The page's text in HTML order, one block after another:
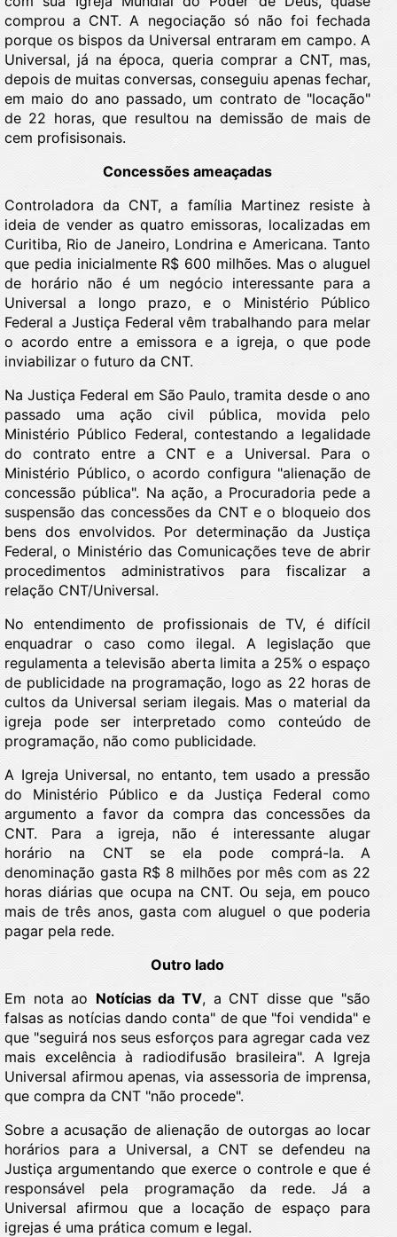
comprou a CNT. A negociação só não foi fechada
porque os bispos da Universal entraram em campo. A
Universal, já na época, queria comprar a CNT, mas,
depois de muitas conversas, conseguiu apenas fechar,
em maio do ano passado, um contrato de "locação"
de 22 horas, que resultou na demissão de mais de
cem profisisonais.
Concessões ameaçadas
Controladora da CNT, a família Martinez resiste à
ideia de vender as quatro emissoras, localizadas em
Curitiba, Rio de Janeiro, Londrina e Americana. Tanto
que pedia inicialmente R$ 600 milhões. Mas o aluguel
de horário não é um negócio interessante para a
Universal a longo prazo, e o Ministério Público
Federal a Justiça Federal vêm trabalhando para melar
o acordo entre a emissora e a igreja, o que pode
inviabilizar o futuro da CNT.
Na Justiça Federal em São Paulo, tramita desde o ano
passado uma ação civil pública, movida pelo
Ministério Público Federal, contestando a legalidade
do contrato entre a CNT e a Universal. Para o
Ministério Público, o acordo configura "alienação de
concessão pública". Na ação, a Procuradoria pede a
suspensão das concessões da CNT e o bloqueio dos
bens dos envolvidos. Por determinação da Justiça
Federal, o Ministério das Comunicações teve de abrir
procedimentos administrativos para fiscalizar a
relação CNT/Universal.
No entendimento de profissionais de TV, é difícil
enquadrar o caso como ilegal. A legislação que
regulamenta a televisão aberta limita a 25% o espaço
de publicidade na programação, logo as 22 horas de
cultos da Universal seriam ilegais. Mas o material da
igreja pode ser interpretado como conteúdo de
programação, não como publicidade.
A Igreja Universal, no entanto, tem usado a pressão
do Ministério Público e da Justiça Federal como
argumento a favor da compra das concessões da
CNT. Para a igreja, não é interessante alugar
horário na CNT se ela pode comprá-la. A
denominação gasta R$ 8 milhões por mês com as 22
horas diárias que ocupa na CNT. Ou seja, em pouco
mais de três anos, gasta com aluguel o que poderia
pagar pela rede.
Outro lado
Em nota ao Notícias da TV, a CNT disse que "são
falsas as notícias dando conta" de que "foi vendida" e
que "seguirá nos seus esforços para agregar cada vez
mais excelência à radiodifusão brasileira". A Igreja
Universal afirmou apenas, via assessoria de imprensa,
que compra da CNT "não procede".
Sobre a acusação de alienação de outorgas ao locar
horários para a Universal, a CNT se defendeu na
Justiça argumentando que exerce o controle e que é
responsável pela programação da rede. Já a
Universal afirmou que a locação de espaço para
igrejas é uma prática comum e legal.